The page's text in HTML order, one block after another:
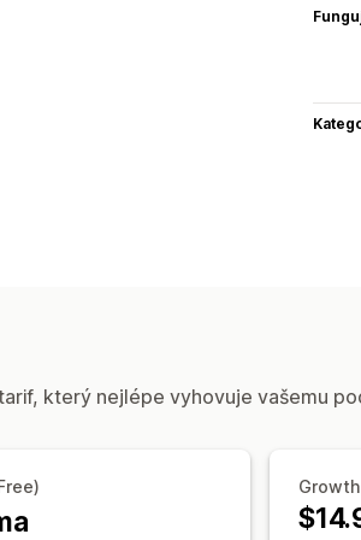
který nejlépe vyhovuje vašemu
Growth